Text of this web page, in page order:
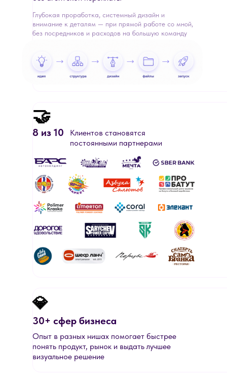
Опыт в разных нишах помогает быстрее
понять продукт, рынок и выдать лучшее
визуальное решение
💎
30+ сфер бизнеса
Клиентов становятся
постоянными партнерами
🤝
8 из 10
Глубокая проработка, системный дизайн и
внимание к деталям — при прямой работе со мной,
без посредников и расходов на большую команду